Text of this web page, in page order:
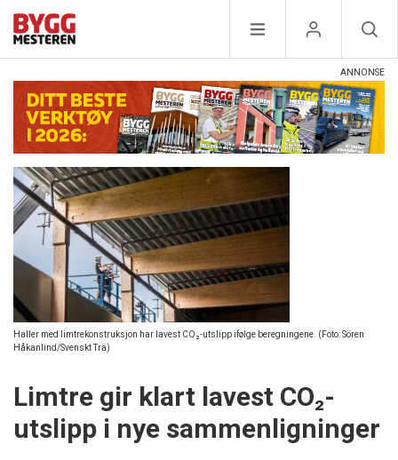
Haller med limtrekonstruksjon har lavest CO₂-utslipp ifølge beregningene. (Foto: Sören
Håkanlind/Svenskt Trä)
Limtre gir klart lavest CO₂-
utslipp i nye sammenligninger